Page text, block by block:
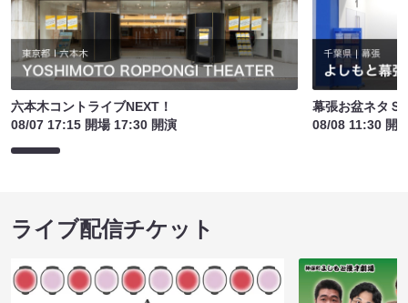
六本木コントライブNEXT！
08/07 17:15 開場 17:30 開演
幕張お盆ネタＳ
08/08 11:30 開
ライブ配信チケット